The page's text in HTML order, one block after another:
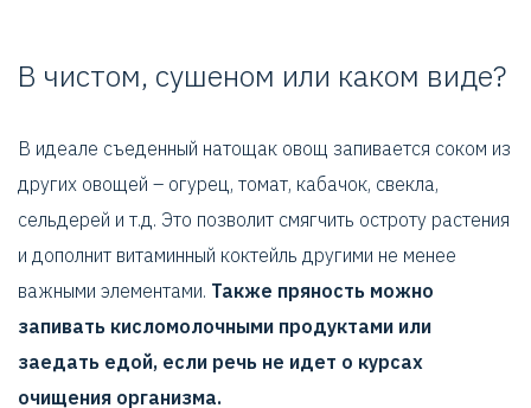
В чистом, сушеном или каком виде?
В идеале съеденный натощак овощ запивается соком из
других овощей – огурец, томат, кабачок, свекла,
сельдерей и т.д. Это позволит смягчить остроту растения
и дополнит витаминный коктейль другими не менее
важными элементами. Также пряность можно
запивать кисломолочными продуктами или
заедать едой, если речь не идет о курсах
очищения организма.